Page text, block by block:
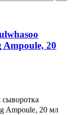
Ampoule, 20
сыворотка
Ampoule, 20 мл